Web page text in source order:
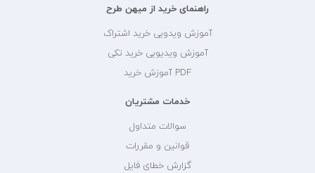
راهنمای خرید از میهن طرح
آموزش ویدویی خرید اشتراک
آموزش ویدیویی خرید تکی
PDF آموزش خرید
خدمات مشتریان
سوالات متداول
قوانین و مقررات
گزارش خطای فایل